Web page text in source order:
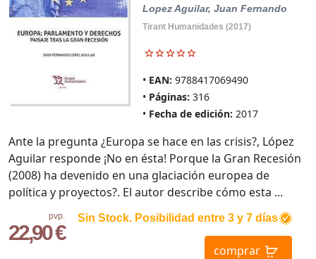
Lopez Aguilar, Juan Fernando
Tirant Humanidades (2017)
EAN: 9788417069490
Páginas: 316
Fecha de edición: 2017
pvp.
22,90 €
Sin Stock. Posibilidad entre 3 y 7 días
comprar
Ante la pregunta ¿Europa se hace en las crisis?, López
Aguilar responde ¡No en ésta! Porque la Gran Recesión
(2008) ha devenido en una glaciación europea de
política y proyectos?. El autor describe cómo esta ...